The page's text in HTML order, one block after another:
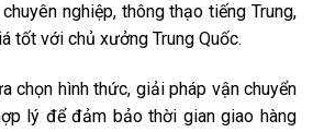
nghiệp, thông thạo tiếng Trung,
tốt với chủ xưởng Trung Quốc.
chọn hình thức, giải pháp vận chuyển
lý để đảm bảo thời gian giao hàng